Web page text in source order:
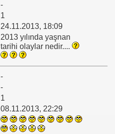
-
1
24.11.2013, 18:09
2013 yılında yaşnan
tarihi olaylar nedir....
-
-
1
08.11.2013, 22:29